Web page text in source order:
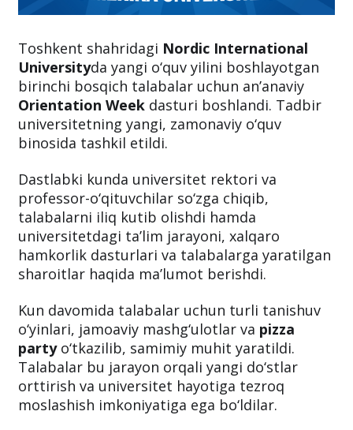
Toshkent shahridagi Nordic International
Universityda yangi o‘quv yilini boshlayotgan
birinchi bosqich talabalar uchun an’anaviy
Orientation Week dasturi boshlandi. Tadbir
universitetning yangi, zamonaviy o‘quv
binosida tashkil etildi.
Dastlabki kunda universitet rektori va
professor-o‘qituvchilar so‘zga chiqib,
talabalarni iliq kutib olishdi hamda
universitetdagi ta’lim jarayoni, xalqaro
hamkorlik dasturlari va talabalarga yaratilgan
sharoitlar haqida ma’lumot berishdi.
Kun davomida talabalar uchun turli tanishuv
o‘yinlari, jamoaviy mashg‘ulotlar va pizza
partyo‘tkazilib, samimiy muhit yaratildi.
Talabalar bu jarayon orqali yangi do‘stlar
orttirish va universitet hayotiga tezroq
moslashish imkoniyatiga ega bo‘ldilar.